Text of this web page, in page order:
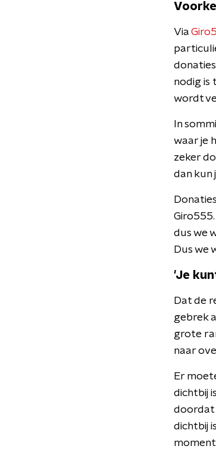
Via Giro
nodig is
wordt
In
waar je
zeker
dan kun
dus we
Dus we
'Je
Dat de
gebrek
grote
naar
Er
dichtbij
doordat
dichtbij